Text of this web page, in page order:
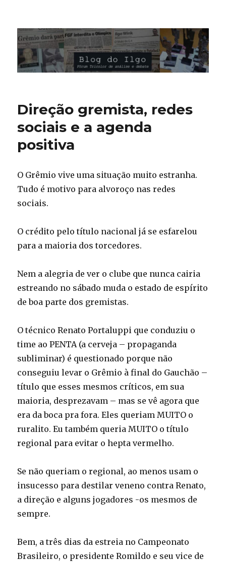
Blog do Ilgo Wink
Direção gremista, redes
sociais e a agenda
positiva
O Grêmio vive uma situação muito estranha.
Tudo é motivo para alvoroço nas redes
sociais.
O crédito pelo título nacional já se esfarelou
para a maioria dos torcedores.
Nem a alegria de ver o clube que nunca cairia
estreando no sábado muda o estado de espírito
de boa parte dos gremistas.
O técnico Renato Portaluppi que conduziu o
time ao PENTA (a cerveja – propaganda
subliminar) é questionado porque não
conseguiu levar o Grêmio à final do Gauchão –
título que esses mesmos críticos, em sua
maioria, desprezavam – mas se vê agora que
era da boca pra fora. Eles queriam MUITO o
ruralito. Eu também queria MUITO o título
regional para evitar o hepta vermelho.
Se não queriam o regional, ao menos usam o
insucesso para destilar veneno contra Renato,
a direção e alguns jogadores -os mesmos de
sempre.
Bem, a três dias da estreia no Campeonato
Brasileiro, o presidente Romildo e seu vice de